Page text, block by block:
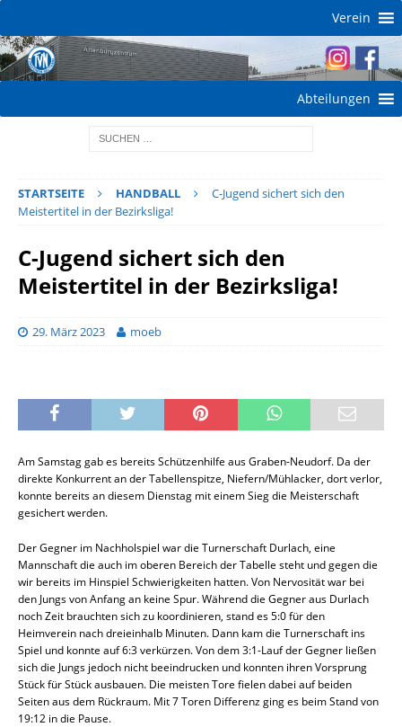
Verein
Abteilungen
STARTSEITE HANDBALL
C-Jugend sichert sich den
Meistertitel in der Bezirksliga!
C-Jugend sichert sich den
Meistertitel in der Bezirksliga!
29. März 2023 moeb
Am Samstag gab es bereits Schützenhilfe aus Graben-Neudorf. Da der
direkte Konkurrent an der Tabellenspitze, Niefern/Mühlacker, dort verlor,
konnte bereits an diesem Dienstag mit einem Sieg die Meisterschaft
gesichert werden.
Der Gegner im Nachholspiel war die Turnerschaft Durlach, eine
Mannschaft die auch im oberen Bereich der Tabelle steht und gegen die
wir bereits im Hinspiel Schwierigkeiten hatten. Von Nervosität war bei
den Jungs von Anfang an keine Spur. Während die Gegner aus Durlach
noch Zeit brauchten sich zu koordinieren, stand es 5:0 für den
Heimverein nach dreieinhalb Minuten. Dann kam die Turnerschaft ins
Spiel und konnte auf 6:3 verkürzen. Von dem 3:1-Lauf der Gegner ließen
sich die Jungs jedoch nicht beeindrucken und konnten ihren Vorsprung
Stück für Stück ausbauen. Die meisten Tore fielen dabei auf beiden
Seiten aus dem Rückraum. Mit 7 Toren Differenz ging es beim Stand von
19:12 in die Pause.